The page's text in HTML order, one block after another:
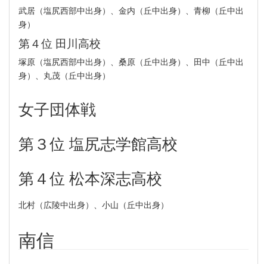
武居（塩尻西部中出身）、金内（丘中出身）、青柳（丘中出
身）
第４位 田川高校
塚原（塩尻西部中出身）、桑原（丘中出身）、田中（丘中出
身）、丸茂（丘中出身）
女子団体戦
第３位 塩尻志学館高校
第４位 松本深志高校
北村（広陵中出身）、小山（丘中出身）
南信